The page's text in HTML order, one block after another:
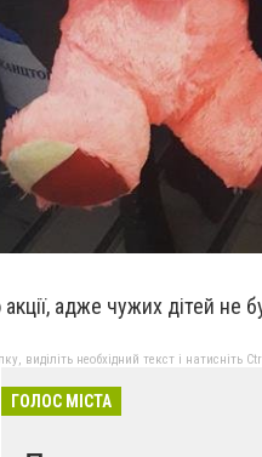
адже чужих дітей не
виділіть необхідний текст і натисніть
ГОЛОС МІСТА